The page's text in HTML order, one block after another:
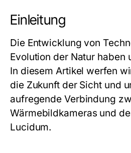
Einleitung
Die Entwicklung von
Evolution der Natur haben
In diesem Artikel werfen
die Zukunft der Sicht und
aufregende Verbindung
Wärmebildkameras und
Lucidum.